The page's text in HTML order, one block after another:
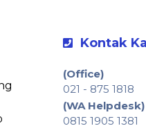
Kontak
(Office)
021 - 875 1818
(WA Helpdesk)
0815 1905 1381